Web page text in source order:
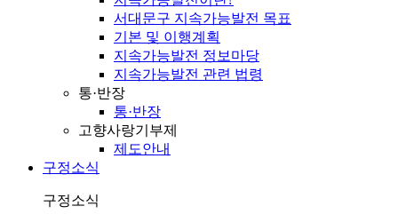
서대문구 지속가능발전 목표
기본 및 이행계획
지속가능발전 정보마당
지속가능발전 관련 법령
통·반장
통·반장
고향사랑기부제
제도안내
구정소식
구정소식